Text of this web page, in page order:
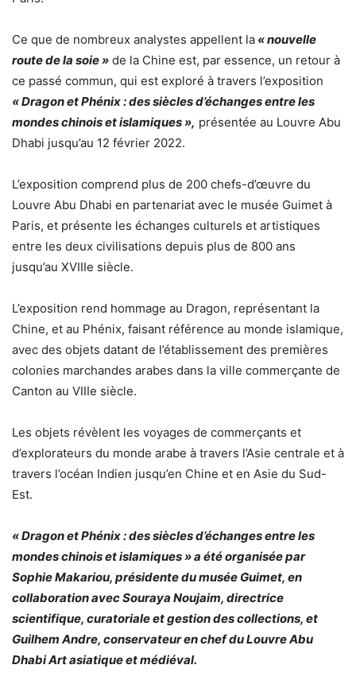
Ce que de nombreux analystes appellent la « nouvelle
route de la soie » de la Chine est, par essence, un retour à
ce passé commun, qui est exploré à travers l’exposition
« Dragon et Phénix : des siècles d’échanges entre les
mondes chinois et islamiques », présentée au Louvre Abu
Dhabi jusqu’au 12 février 2022.
L’exposition comprend plus de 200 chefs-d’œuvre du
Louvre Abu Dhabi en partenariat avec le musée Guimet à
Paris, et présente les échanges culturels et artistiques
entre les deux civilisations depuis plus de 800 ans
jusqu’au XVIIIe siècle.
L’exposition rend hommage au Dragon, représentant la
Chine, et au Phénix, faisant référence au monde islamique,
avec des objets datant de l’établissement des premières
colonies marchandes arabes dans la ville commerçante de
Canton au VIIIe siècle.
Les objets révèlent les voyages de commerçants et
d’explorateurs du monde arabe à travers l’Asie centrale et à
travers l’océan Indien jusqu’en Chine et en Asie du Sud-
Est.
« Dragon et Phénix : des siècles d’échanges entre les
mondes chinois et islamiques » a été organisée par
Sophie Makariou, présidente du musée Guimet, en
collaboration avec Souraya Noujaim, directrice
scientifique, curatoriale et gestion des collections, et
Guilhem Andre, conservateur en chef du Louvre Abu
Dhabi Art asiatique et médiéval.